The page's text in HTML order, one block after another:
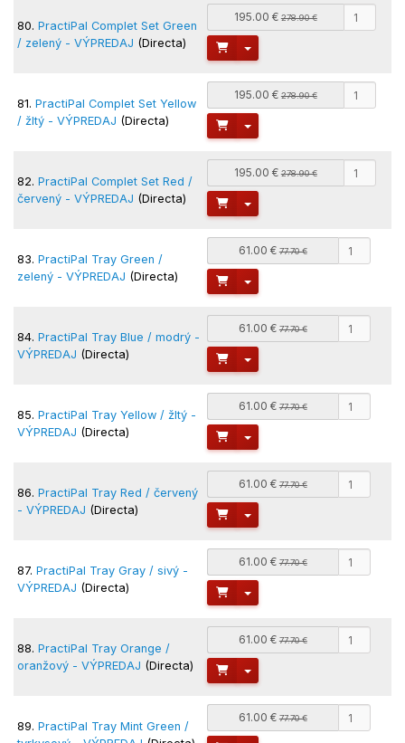
80. PractiPal Complet Set Green
/ zelený - VÝPREDAJ (Directa)
195.00 €278.90 €
Toggle Dropdown
81. PractiPal Complet Set Yellow
/ žltý - VÝPREDAJ (Directa)
195.00 €278.90 €
Toggle Dropdown
82. PractiPal Complet Set Red /
červený - VÝPREDAJ (Directa)
195.00 €278.90 €
Toggle Dropdown
83. PractiPal Tray Green /
zelený - VÝPREDAJ (Directa)
61.00 €77.70 €
Toggle Dropdown
84. PractiPal Tray Blue / modrý -
VÝPREDAJ (Directa)
61.00 €77.70 €
Toggle Dropdown
85. PractiPal Tray Yellow / žltý -
VÝPREDAJ (Directa)
61.00 €77.70 €
Toggle Dropdown
86. PractiPal Tray Red / červený
- VÝPREDAJ (Directa)
61.00 €77.70 €
Toggle Dropdown
87. PractiPal Tray Gray / sivý -
VÝPREDAJ (Directa)
61.00 €77.70 €
Toggle Dropdown
88. PractiPal Tray Orange /
oranžový - VÝPREDAJ (Directa)
61.00 €77.70 €
Toggle Dropdown
89. PractiPal Tray Mint Green /
61.00 €77.70 €